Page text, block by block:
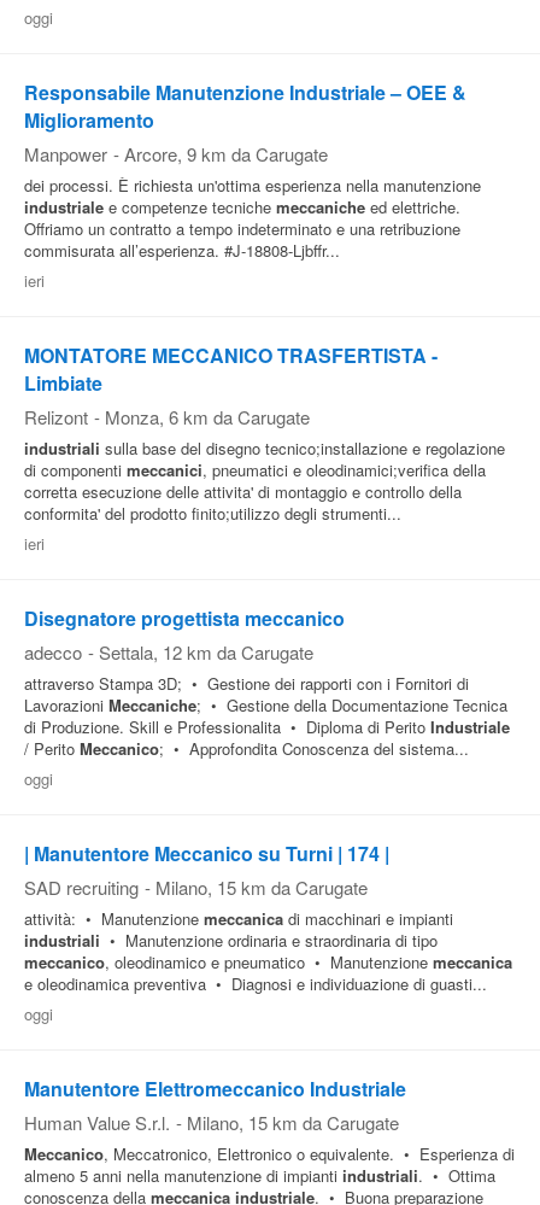
oggi
Responsabile Manutenzione Industriale – OEE &
Miglioramento
Manpower - Arcore, 9 km da Carugate
dei processi. È richiesta un'ottima esperienza nella manutenzione
industriale e competenze tecniche meccaniche ed elettriche.
Offriamo un contratto a tempo indeterminato e una retribuzione
commisurata all’esperienza. #J-18808-Ljbffr...
ieri
MONTATORE MECCANICO TRASFERTISTA -
Limbiate
Relizont - Monza, 6 km da Carugate
industriali sulla base del disegno tecnico;installazione e regolazione
di componenti meccanici, pneumatici e oleodinamici;verifica della
corretta esecuzione delle attivita' di montaggio e controllo della
conformita' del prodotto finito;utilizzo degli strumenti...
ieri
Disegnatore progettista meccanico
adecco - Settala, 12 km da Carugate
attraverso Stampa 3D; • Gestione dei rapporti con i Fornitori di
Lavorazioni Meccaniche; • Gestione della Documentazione Tecnica
di Produzione. Skill e Professionalita • Diploma di Perito Industriale
/ Perito Meccanico; • Approfondita Conoscenza del sistema...
oggi
| Manutentore Meccanico su Turni | 174 |
SAD recruiting - Milano, 15 km da Carugate
attività: • Manutenzione meccanica di macchinari e impianti
industriali • Manutenzione ordinaria e straordinaria di tipo
meccanico, oleodinamico e pneumatico • Manutenzione meccanica
e oleodinamica preventiva • Diagnosi e individuazione di guasti...
oggi
Manutentore Elettromeccanico Industriale
Human Value S.r.l. - Milano, 15 km da Carugate
Meccanico, Meccatronico, Elettronico o equivalente. • Esperienza di
almeno 5 anni nella manutenzione di impianti industriali. • Ottima
conoscenza della meccanica industriale. • Buona preparazione